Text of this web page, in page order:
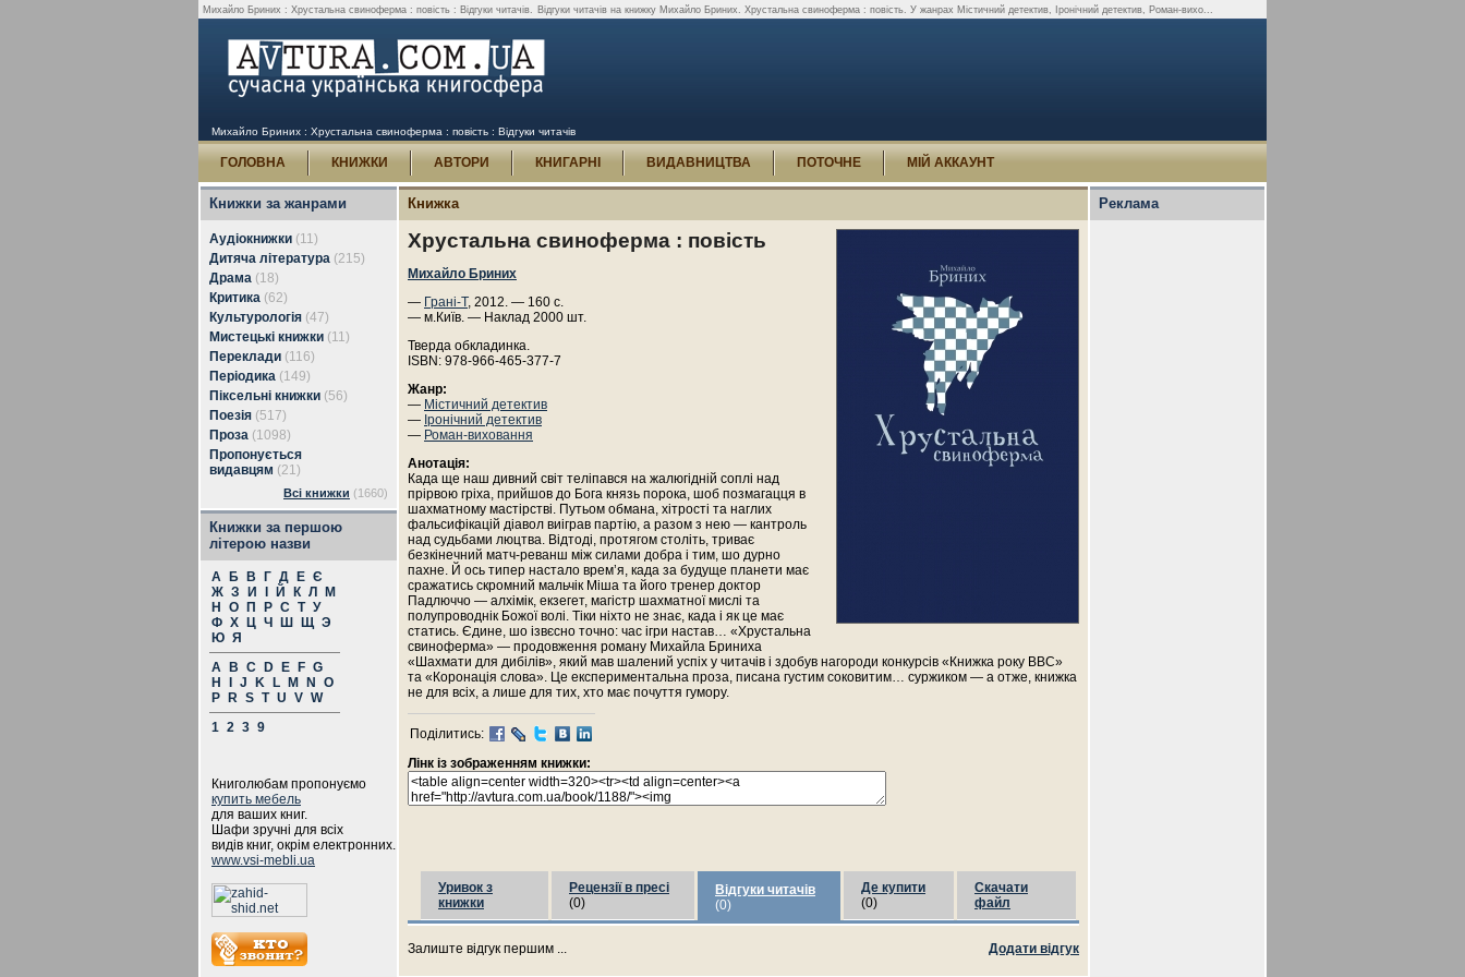
Михайло Бриних : Хрустальна свиноферма : повість : Відгуки читачів. Відгуки читачів на книжку Михайло Бриних. Хрустальна свиноферма : повість. У жанрах Містичний детектив, Іронічний детектив, Роман-вихо...
Михайло Бриних : Хрустальна свиноферма : повість : Відгуки читачів
ГОЛОВНА КНИЖКИ АВТОРИ КНИГАРНІ ВИДАВНИЦТВА ПОТОЧНЕ МІЙ АККАУНТ
Книжки за жанрами
Аудіокнижки (11)
Дитяча література (215)
Драма (18)
Критика (62)
Культурологія (47)
Мистецькі книжки (11)
Переклади (116)
Періодика (149)
Піксельні книжки (56)
Поезія (517)
Проза (1098)
Пропонується
видавцям (21)
Всі книжки (1660)
Книжки за першою
літерою назви
А Б В Г Д Е Є
Ж З И Й К Л
М
Н
О П Р С Т У
Ф Х Ц Ч Ш Щ Э
Ю Я
A
B C D E F G
H
J K L M N
O
P
R S T U V W
1 2 3 9
Книголюбам пропонуємо
купить мебель
для ваших книг.
Шафи зручні для всіх
видів книг, окрім електронних.
www.vsi-mebli.ua
Книжка
Хрустальна свиноферма : повість
Михайло Бриних
— Грані-Т, 2012. — 160 с.
— м.Київ. — Наклад 2000 шт.
Тверда обкладинка.
ISBN: 978-966-465-377-7
Жанр:
— Містичний детектив
— Іронічний детектив
— Роман-виховання
Анотація:
Када ще наш дивний світ теліпався на жалюгідній соплі над
прірвою гріха, прийшов до Бога князь порока, шоб позмагацця в
шахматному мастірстві. Путьом обмана, хітрості та наглих
фальсифікацій діавол виіграв партію, а разом з нею — кантроль
над судьбами люцтва. Відтоді, протягом століть, триває
безкінечний матч-реванш між силами добра і тим, шо дурно
пахне. Й ось типер настало врем’я, када за будуще планети має
сражатись скромний мальчік Міша та його тренер доктор
Падлюччо — алхімік, екзегет, магістр шахматної мислі та
полупроводнік Божої волі. Тіки ніхто не знає, када і як це має
статись. Єдине, шо ізвєсно точно: час ігри настав… «Хрустальна
свиноферма» — продовження роману Михайла Бриниха
«Шахмати для дибілів», який мав шалений успіх у читачів і здобув нагороди конкурсів «Книжка року BBC»
та «Коронація слова». Це експериментальна проза, писана густим соковитим… суржиком — а отже, книжка
не для всіх, а лише для тих, хто має почуття гумору.
Поділитись:
Лінк із зображенням книжки:
Уривок з
книжки
Рецензії в пресі
(0)
Відгуки читачів
(0)
Де купити
(0)
Скачати
файл
Додати відгук
Залиште відгук першим ...
Реклама